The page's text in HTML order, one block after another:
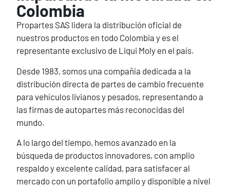
Colombia
Propartes SAS lidera la distribución oficial de
nuestros productos en todo Colombia y es el
representante exclusivo de Liqui Moly en el país.
Desde 1983, somos una compañía dedicada a la
distribución directa de partes de cambio frecuente
para vehículos livianos y pesados, representando a
las firmas de autopartes más reconocidas del
mundo.
A lo largo del tiempo, hemos avanzado en la
búsqueda de productos innovadores, con amplio
respaldo y excelente calidad, para satisfacer al
mercado con un portafolio amplio y disponible a nivel